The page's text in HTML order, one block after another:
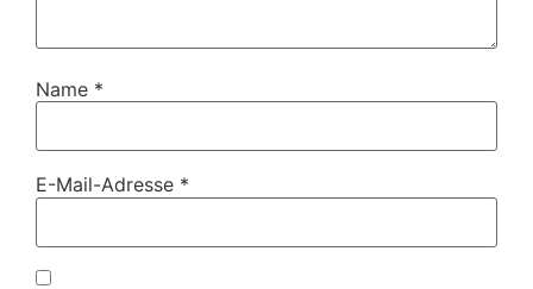
Name *
E-Mail-Adresse *